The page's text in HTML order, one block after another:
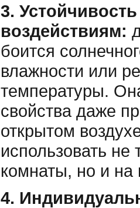
3.
воздействиям:
боится
влажности или
температуры.
свойства даже
открытом
использовать не
комнаты, но и на
4.